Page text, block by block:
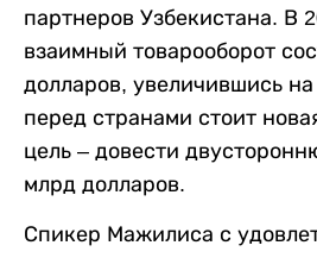
партнеров Узбекистана. В
взаимный товарооборот
долларов, увеличившись
перед странами стоит
цель – довести
млрд долларов.
Спикер Мажилиса с